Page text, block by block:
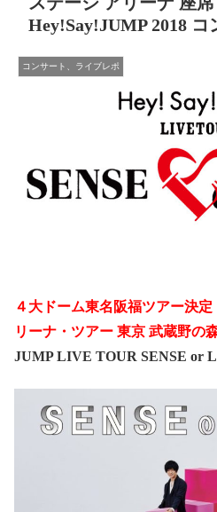
Hey!Say!JUMP 2018
コンサート、ライブレポ
４大ドーム東名阪福ツアー決定
リーナ・ツアー 東京 武蔵野の
JUMP LIVE TOUR SENSE or